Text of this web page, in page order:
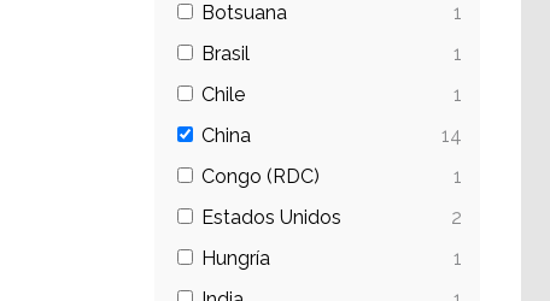
Botsuana
1
Brasil
1
Chile
1
China
14
Congo (RDC)
1
Estados Unidos
2
Hungría
1